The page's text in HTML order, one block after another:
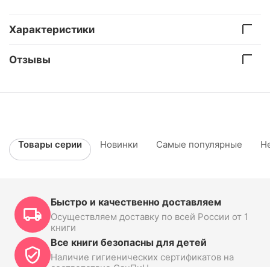
Характеристики
Отзывы
Товары серии Новинки Самые популярные
Быстро и качественно доставляем
Осуществляем доставку по всей России от 1
книги
Все книги безопасны для детей
Наличие гигиенических сертификатов на